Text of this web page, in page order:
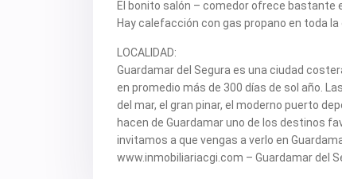
El bonito salón – comedor ofrece bastante
Hay calefacción con gas propano en toda la
LOCALIDAD:
Guardamar del Segura es una ciudad
en promedio más de 300 días de sol año.
del mar, el gran pinar, el moderno puerto
hacen de Guardamar uno de los destinos
invitamos a que vengas a verlo en
www.inmobiliariacgi.com – Guardamar del